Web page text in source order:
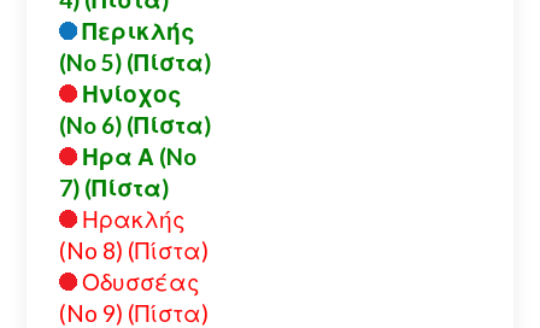
Περικλής
(No 5) (Πίστα)
Ηνίοχος
(No 6) (Πίστα)
Ηρα Α (No
7) (Πίστα)
Ηρακλής
(No 8) (Πίστα)
Οδυσσέας
(No 9) (Πίστα)